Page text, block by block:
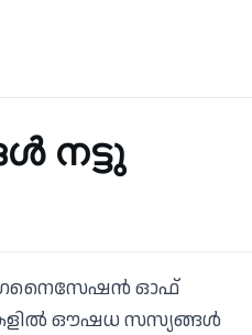
നട്ടു
ഓഫ്
ഔഷധ സസ്യങ്ങള്‍